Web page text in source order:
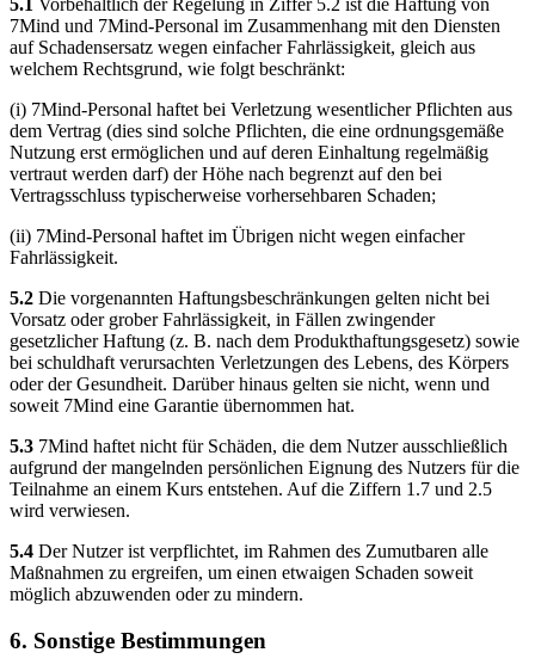
5.1 Vorbehaltlich der Regelung in Ziffer 5.2 ist die Haftung von
7Mind und 7Mind-Personal im Zusammenhang mit den Diensten
auf Schadensersatz wegen einfacher Fahrlässigkeit, gleich aus
welchem Rechtsgrund, wie folgt beschränkt:
(i) 7Mind-Personal haftet bei Verletzung wesentlicher Pflichten aus
dem Vertrag (dies sind solche Pflichten, die eine ordnungsgemäße
Nutzung erst ermöglichen und auf deren Einhaltung regelmäßig
vertraut werden darf) der Höhe nach begrenzt auf den bei
Vertragsschluss typischerweise vorhersehbaren Schaden;
(ii) 7Mind-Personal haftet im Übrigen nicht wegen einfacher
Fahrlässigkeit.
5.2 Die vorgenannten Haftungsbeschränkungen gelten nicht bei
Vorsatz oder grober Fahrlässigkeit, in Fällen zwingender
gesetzlicher Haftung (z. B. nach dem Produkthaftungsgesetz) sowie
bei schuldhaft verursachten Verletzungen des Lebens, des Körpers
oder der Gesundheit. Darüber hinaus gelten sie nicht, wenn und
soweit 7Mind eine Garantie übernommen hat.
5.3 7Mind haftet nicht für Schäden, die dem Nutzer ausschließlich
aufgrund der mangelnden persönlichen Eignung des Nutzers für die
Teilnahme an einem Kurs entstehen. Auf die Ziffern 1.7 und 2.5
wird verwiesen.
5.4 Der Nutzer ist verpflichtet, im Rahmen des Zumutbaren alle
Maßnahmen zu ergreifen, um einen etwaigen Schaden soweit
möglich abzuwenden oder zu mindern.
6. Sonstige Bestimmungen